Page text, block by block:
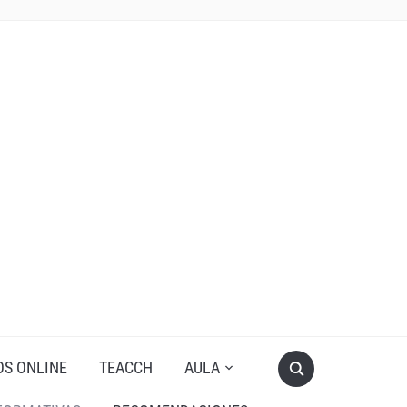
ONLINE TEACCH AULA